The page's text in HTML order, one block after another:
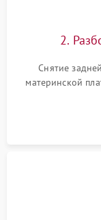
2.
Снятие
материнской
Проверка